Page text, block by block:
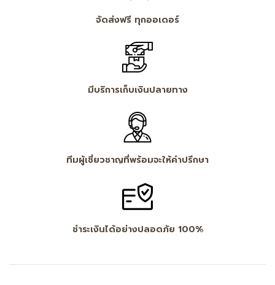
จัดส่งฟรี ทุกออเดอร์
มีบริการเก็บเงินปลายทาง
ทีมผู้เชี่ยวชาญที่พร้อมจะให้คำปรึกษา
ชำระเงินได้อย่างปลอดภัย 100%